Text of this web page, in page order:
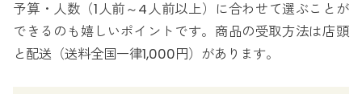
予算・人数（1人前～4人前以上）に合わせて選ぶことが
できるのも嬉しいポイントです。商品の受取方法は店頭
と配送（送料全国一律1,000円）があります。